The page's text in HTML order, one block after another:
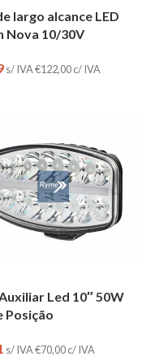
largo alcance LED
Nova 10/30V
s/ IVA€122,00c/ IVA
Led 10″ 50W
Posição
s/ IVA€70,00c/ IVA